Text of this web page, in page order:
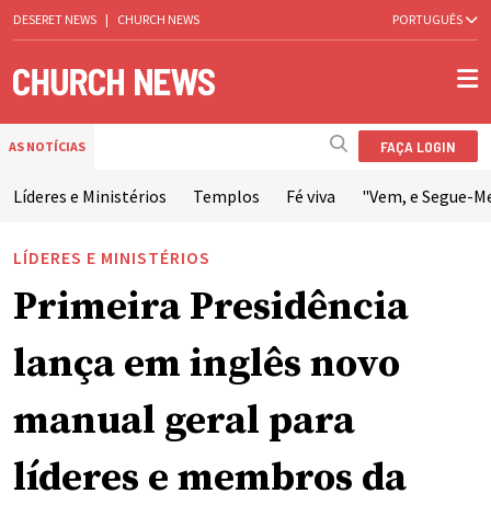
DESERET NEWS | CHURCH NEWS PORTUGUÊS
AS NOTÍCIAS FAÇA LOGIN
Líderes e Ministérios Templos Fé viva "Vem, e Segue-
LÍDERES E MINISTÉRIOS
Primeira Presidência
lança em inglês novo
manual geral para
líderes e membros da